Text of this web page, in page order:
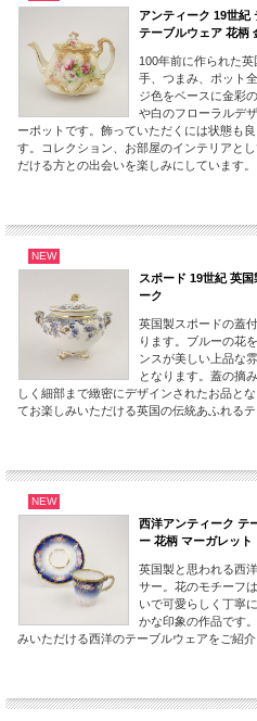
アンティーク 19世紀
テーブルウェア 花柄
100年前に作られた
手、つまみ、ポット
ジ色をベースに金彩
や白のフローラルデ
ーポットです。飾っていただくには状態も
す。コレクション、お部屋のインテリアと
だける方との出会いを楽しみにしています。
NEW
スポード 19世紀 英
ーク
英国製スポードの蓋
ります。ブルーの花
ンスが美しい上品な
となります。蓋の摘
しく細部まで緻密にデザインされたお品と
てお楽しみいただける英国の伝統あふれる
NEW
西洋アンティーク テ
ー 花柄 マーガレット
英国製と思われる西
サー。花のモチーフ
いで可愛らしく丁寧
かな印象の作品です
みいただける西洋のテーブルウェアをご紹介